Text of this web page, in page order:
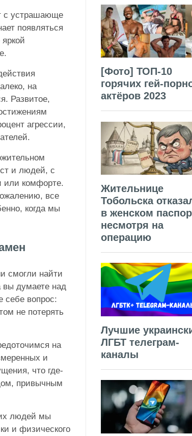
с устрашающе
появляться
на
Развитое,
агрессии,
и людей, с
или комфорте.
все
когда мы
смогли найти
вы думаете над
себе вопрос:
не потерять
на
и
что где-
привычным
людей мы
и физического
[Фото] ТОП-10
горячих гей-
актёров 2023
Жительнице
Тобольска
в женском
несмотря на
операцию
Лучшие
ЛГБТ телеграм-
каналы